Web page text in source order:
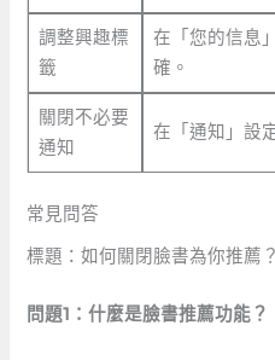
調整興趣標
籤
在「您的信息
確。
關閉不必要
通知
在「通知」設
常見問答
標題：如何關閉臉書為你推薦？
問題1：什麼是臉書推薦功能？